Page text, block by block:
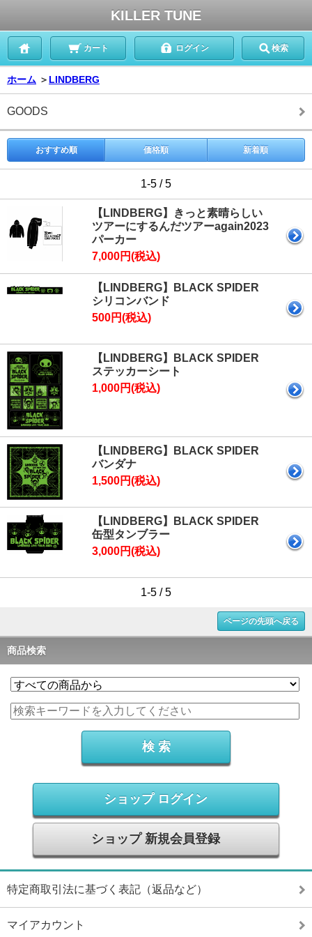
KILLER TUNE
カート ログイン 検索
ホーム ＞ LINDBERG
GOODS
おすすめ順 価格順 新着順
1-5 / 5
【LINDBERG】きっと素晴らしい
ツアーにするんだツアーagain2023
パーカー
7,000円(税込)
【LINDBERG】BLACK SPIDER
シリコンバンド
500円(税込)
【LINDBERG】BLACK SPIDER
ステッカーシート
1,000円(税込)
【LINDBERG】BLACK SPIDER
バンダナ
1,500円(税込)
【LINDBERG】BLACK SPIDER
缶型タンブラー
3,000円(税込)
1-5 / 5
ページの先頭へ戻る
商品検索
ショップ ログイン
ショップ 新規会員登録
特定商取引法に基づく表記（返品など）
マイアカウント